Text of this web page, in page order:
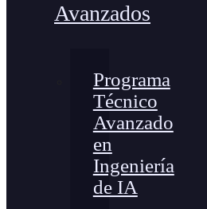
Avanzados
Programa
Técnico
Avanzado
en
Ingeniería
de IA